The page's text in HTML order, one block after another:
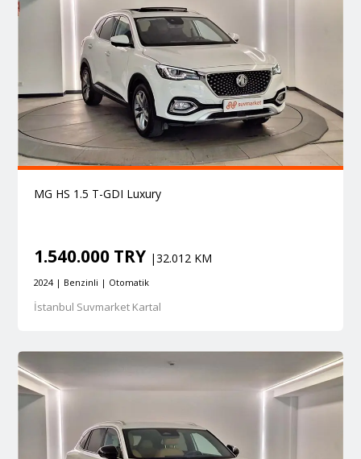
MG HS 1.5 T-GDI Luxury
1.540.000 TRY |32.012 KM
2024 | Benzinli | Otomatik
İstanbul Suvmarket Kartal